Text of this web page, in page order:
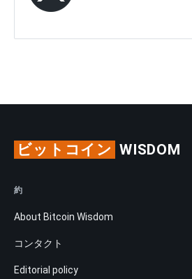
ビットコイン WISDOM
約
About Bitcoin Wisdom
コンタクト
Editorial policy